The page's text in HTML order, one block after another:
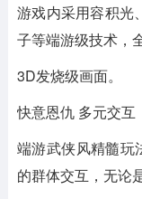
游戏内采用容积光
子等端游级技术，
3D发烧级画面。
快意恩仇 多元交互
端游武侠风精髓玩
的群体交互，无论